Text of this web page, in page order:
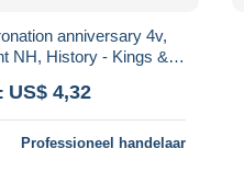
anniversary 4v,
NH, History - Kings &
US$ 4,32
Professioneel handelaar